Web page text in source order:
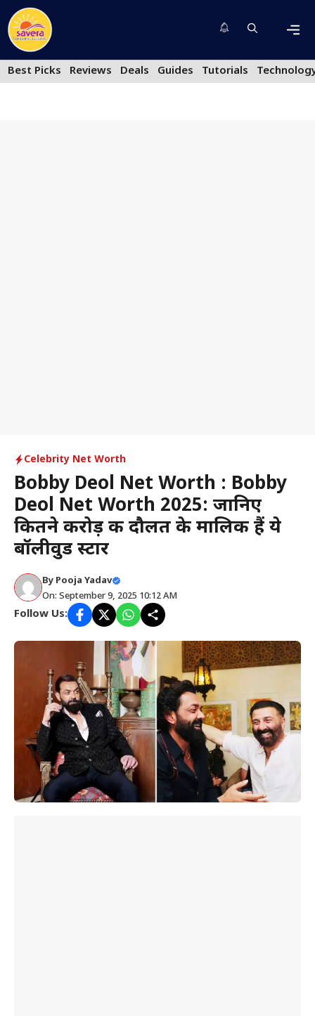
Skip
to
content
Best Picks
Reviews Deals Guides Tutorials
Celebrity Net Worth
Bobby Deol Net Worth : Bobby
Deol Net Worth 2025: जानिए
कितने करोड़ की दौलत के मालिक हैं ये
बॉलीवुड स्टार
By Pooja Yadav
On: September 9, 2025 10:12 AM
Follow Us: